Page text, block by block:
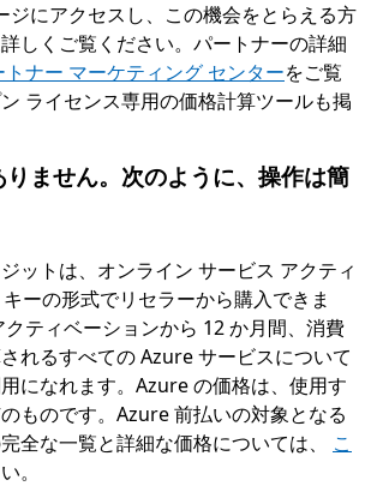
ジにアクセスし、この機会をとらえる方
しくご覧ください。パートナーの詳細
トナー マーケティング センターをご覧
ライセンス専用の価格計算ツールも掲
ません。次のように、操作は簡
ットは、オンライン サービス アクティ
ーの形式でリセラーから購入できま
ティベーションから 12 か月間、消費
れるすべての Azure サービスについて
になれます。Azure の価格は、使用す
ものです。Azure 前払いの対象となる
全な一覧と詳細な価格については、 こ
。